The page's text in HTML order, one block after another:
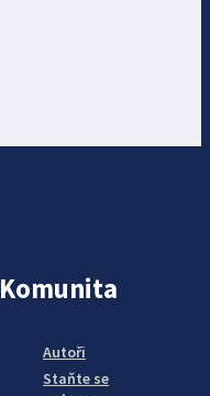
Komunita
Autoři
Staňte se